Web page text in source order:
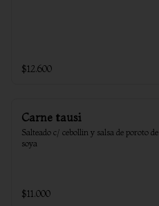
$12.600
Carne tausi
Salteado c/ cebollin y salsa de poroto de
soya
$11.000